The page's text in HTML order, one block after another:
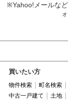
※Yahoo!メールな
買いたい方
物件検索 町名検索
中古一戸建て
土地